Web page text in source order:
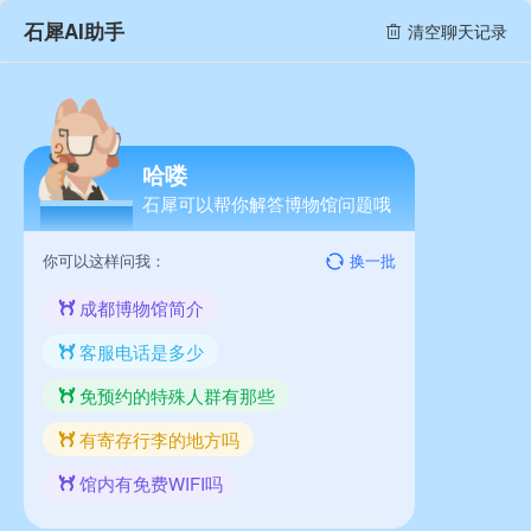
石犀AI助手 清空聊天记录
哈喽
石犀可以帮你解答博物馆问题哦
你可以这样问我： 换一批
成都博物馆简介
客服电话是多少
免预约的特殊人群有那些
有寄存行李的地方吗
馆内有免费WIFI吗